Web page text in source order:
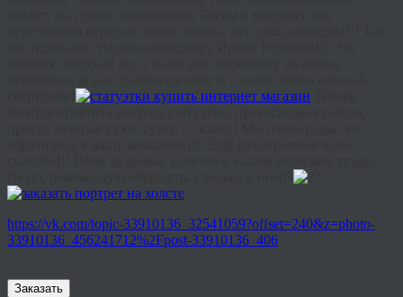
https://vk.com/topic-33910136_32541059?offset=240&z=photo-
33910136_456241712%2Fpost-33910136_406
Заказать